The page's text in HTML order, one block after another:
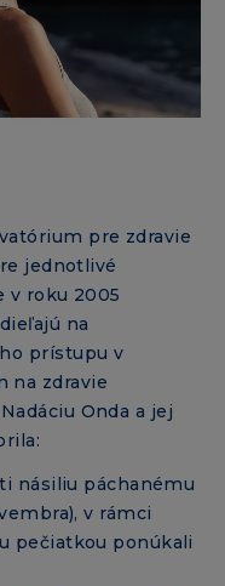
pre zdravie
jednotlivé
v roku 2005
na
prístupu v
na zdravie
Onda a jej
násiliu páchanému
v rámci
pečiatkou ponúkali